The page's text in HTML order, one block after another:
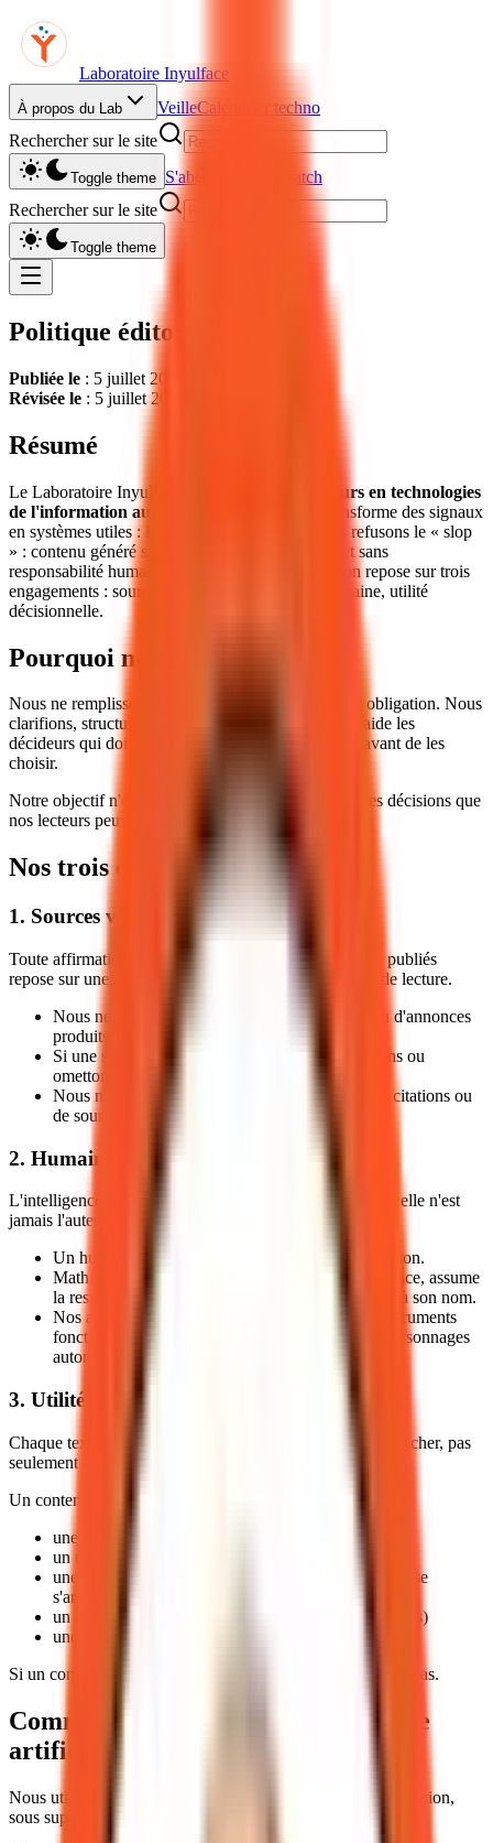
Laboratoire Inyulface
À propos du Lab VeilleCalendrier techno
Rechercher sur le site
Toggle theme S'abonner à Yul Watch
Rechercher sur le site
Toggle theme
Politique éditoriale
Publiée le : 5 juillet 2026
Révisée le : 5 juillet 2026
Résumé
Le Laboratoire Inyulface publie pour les
décideurs en technologies
de l'information au Québec
du contenu qui transforme des signaux
en systèmes utiles :
. Nous refusons le « slop
» : contenu généré sans valeur, sans vérification et sans
responsabilité humaine visible. Chaque publication repose sur trois
engagements : sources vérifiables, validation humaine, utilité
décisionnelle.
Pourquoi nous publions
Nous ne remplissons pas un calendrier éditorial par obligation. Nous
clarifions, structurons et rendons réutilisable ce qui aide les
décideurs qui doivent comprendre les technologies avant de les
choisir.
Notre objectif n'est pas le volume. C'est la fiabilité des décisions que
nos lecteurs peuvent prendre après lecture.
Nos trois engagements
1. Sources vérifiables
Toute affirmation factuelle non triviale dans nos textes publiés
repose sur une source vérifiable, intégrée dans le flux de lecture.
Nous ne publions pas de statistiques, d'études ou d'annonces
produits sans lien vers la source primaire.
Si une source fiable n'existe pas, nous reformulons ou
omettons l'affirmation précise.
Nous n'inventons jamais de faits, de données, de citations ou
de sources.
2. Humain responsable
L'intelligence artificielle peut explorer et structurer, mais elle n'est
jamais l'auteur moral de ce que nous publions.
Un humain valide chaque publication avant diffusion.
Mathieu Chartier, fondateur du Laboratoire Inyulface, assume
la responsabilité intellectuelle des contenus signés à son nom.
Nos autres voix éditoriales (personas) sont des instruments
fonctionnels sous supervision humaine, pas des personnages
autonomes.
3. Utilité décisionnelle
Chaque texte que nous publions doit aider le lecteur à trancher, pas
seulement à consommer de l'information.
Un contenu valide expose au moins un de ces signaux :
une décision ou un arbitrage
un trade-off (gain vs coût)
une limite (où un outil, un consensus ou une promesse
s'arrête)
un refus explicite (ce que nous ne recommandons pas)
une hypothèse contestable
Si un contenu n'aide pas à penser ou agir mieux, il ne sort pas.
Comment nous utilisons l'intelligence
artificielle
Nous utilisons l'IA comme outil d'exploration et de structuration,
sous supervision humaine constante.